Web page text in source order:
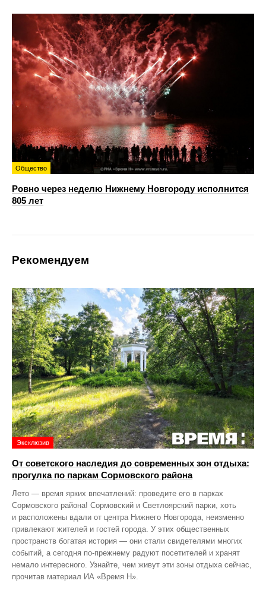
Общество
Ровно через неделю Нижнему Новгороду исполнится
805 лет
Рекомендуем
Эксклюзив
От советского наследия до современных зон отдыха:
прогулка по паркам Сормовского района
Лето — время ярких впечатлений: проведите его в парках
Сормовского района! Сормовский и Светлоярский парки, хоть
и расположены вдали от центра Нижнего Новгорода, неизменно
привлекают жителей и гостей города. У этих общественных
пространств богатая история — они стали свидетелями многих
событий, а сегодня по‑прежнему радуют посетителей и хранят
немало интересного. Узнайте, чем живут эти зоны отдыха сейчас,
прочитав материал ИА «Время Н».